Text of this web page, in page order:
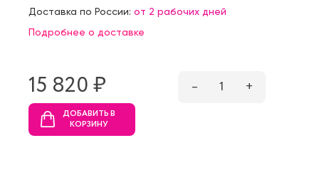
Доставка по России: от 2 рабочих дней
Подробнее о доставке
15 820 ₷ – 1 +
ДОБАВИТЬ В
КОРЗИНУ